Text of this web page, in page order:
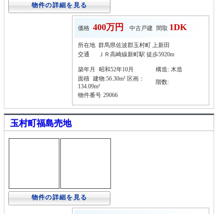
物件の詳細を見る
価格 400万円 中古戸建 間取 1DK
所在地 群馬県佐波郡玉村町 上新田
交通
ＪＲ高崎線新町駅 徒歩5920m
築年月 昭和52年10月 構造: 木造
面積 建物:56.30m² 区画：
134.09m²
階数:
物件番号 29066
玉村町福島売地
物件の詳細を見る